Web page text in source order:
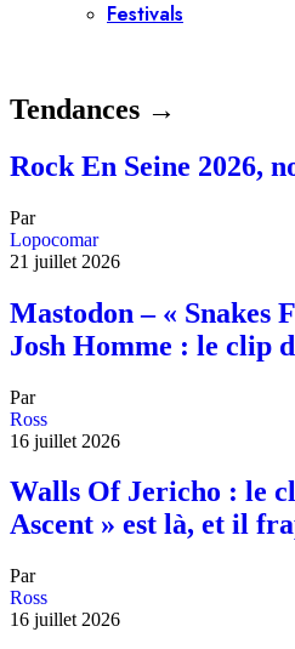
Festivals
Tendances →
Rock En Seine 2026,
Par
Lopocomar
21 juillet 2026
Mastodon – « Snakes
Josh Homme : le clip
Par
Ross
16 juillet 2026
Walls Of Jericho : le
Ascent » est là, et il
Par
Ross
16 juillet 2026